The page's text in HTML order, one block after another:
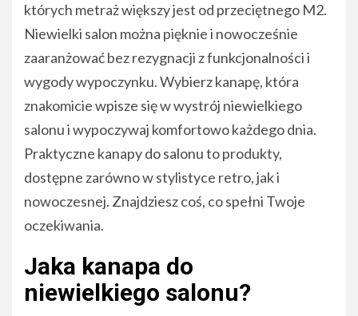
których metraż większy jest od przeciętnego M2.
Niewielki salon można pięknie i nowocześnie
zaaranżować bez rezygnacji z funkcjonalności i
wygody wypoczynku. Wybierz kanapę, która
znakomicie wpisze się w wystrój niewielkiego
salonu i wypoczywaj komfortowo każdego dnia.
Praktyczne kanapy do salonu to produkty,
dostępne zarówno w stylistyce retro, jak i
nowoczesnej. Znajdziesz coś, co spełni Twoje
oczekiwania.
Jaka kanapa do
niewielkiego salonu?